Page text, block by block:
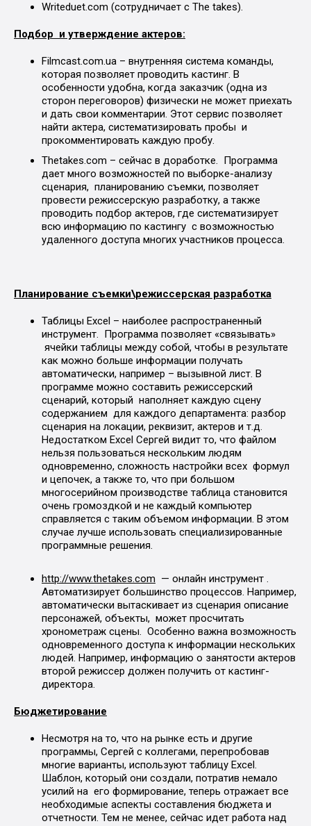
Writeduet.com (сотрудничает с The takes).
Подбор и утверждение актеров:
Filmcast.com.ua – внутренняя система команды,
которая позволяет проводить кастинг. В
особенности удобна, когда заказчик (одна из
сторон переговоров) физически не может приехать
и дать свои комментарии. Этот сервис позволяет
найти актера, систематизировать пробы и
прокомментировать каждую пробу.
Thetakes.com – сейчас в доработке. Программа
дает много возможностей по выборке-анализу
сценария, планированию съемки, позволяет
провести режиссерскую разработку, а также
проводить подбор актеров, где систематизирует
всю информацию по кастингу с возможностью
удаленного доступа многих участников процесса.
Планирование съемки\режиссерская разработка
Таблицы Excel – наиболее распространенный
инструмент. Программа позволяет «связывать»
ячейки таблицы между собой, чтобы в результате
как можно больше информации получать
автоматически, например – вызывной лист. В
программе можно составить режиссерский
сценарий, который наполняет каждую сцену
содержанием для каждого департамента: разбор
сценария на локации, реквизит, актеров и т.д.
Недостатком Excel Сергей видит то, что файлом
нельзя пользоваться нескольким людям
одновременно, сложность настройки всех формул
и цепочек, а также то, что при большом
многосерийном производстве таблица становится
очень громоздкой и не каждый компьютер
справляется с таким объемом информации. В этом
случае лучше использовать специализированные
программные решения.
http://www.thetakes.com — онлайн инструмент .
Автоматизирует большинство процессов. Например,
автоматически вытаскивает из сценария описание
персонажей, объекты, может просчитать
хронометраж сцены. Особенно важна возможность
одновременного доступа к информации нескольких
людей. Например, информацию о занятости актеров
второй режиссер должен получить от кастинг-
директора.
Бюджетирование
Несмотря на то, что на рынке есть и другие
программы, Сергей с коллегами, перепробовав
многие варианты, используют таблицу Excel.
Шаблон, который они создали, потратив немало
усилий на его формирование, теперь отражает все
необходимые аспекты составления бюджета и
отчетности. Тем не менее, сейчас идет работа над